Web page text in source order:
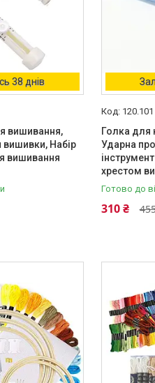
38 днів
вишивання,
вишивки, Набір
вишивання
120.101
Голка для
Ударна
хрестом
Готово до
310 ₴